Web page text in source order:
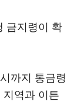
금지령이 확
까지 통금령
역과 이튼